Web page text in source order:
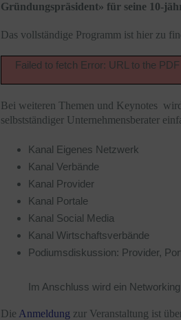
Gründungspräsident» für seine 10-
Das vollständige Programm ist hier zu
Failed to fetch Error: URL to the
Bei weiteren Themen und Keynotes
selbstständiger Unternehmensberater
Kanal Eigenes Netzwerk
Kanal Verbände
Kanal Provider
Kanal Portale
Kanal Social Media
Kanal Wirtschaftsverbände
Podiumsdiskussion: Provider,
Im Anschluss wird ein
Die Anmeldung zur Veranstaltung ist